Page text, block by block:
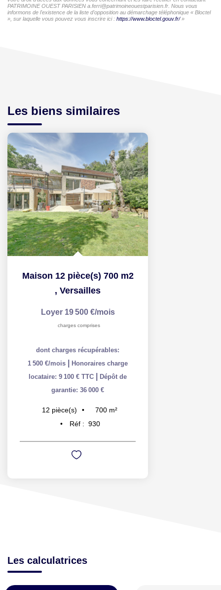
PATRIMOINE OUEST PARISIEN a.ferri@patrimoineouestparisien.fr. Nous vous
informons de l'existence de la liste d'opposition au démarchage téléphonique « Bloctel
», sur laquelle vous pouvez vous inscrire ici : https://www.bloctel.gouv.fr/»
Les biens similaires
Maison 12 pièce(s) 700 m2
, Versailles
Loyer 19 500 €/mois
charges comprises
dont charges récupérables:
1 500 €/mois
Honoraires charge
locataire: 9 100 € TTC
Dépôt de
garantie: 36 000 €
12 pièce(s) 700 m²
Réf : 930
Les calculatrices